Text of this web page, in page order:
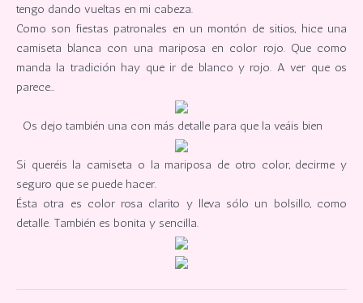
tengo dando vueltas en mi cabeza.
Como son fiestas patronales en un montón de sitios, hice una
camiseta blanca con una mariposa en color rojo. Que como
manda la tradición hay que ir de blanco y rojo. A ver que os
parece…
Os dejo también una con más detalle para que la veáis bien
Si queréis la camiseta o la mariposa de otro color, decirme y
seguro que se puede hacer.
Ésta otra es color rosa clarito y lleva sólo un bolsillo, como
detalle. También es bonita y sencilla.